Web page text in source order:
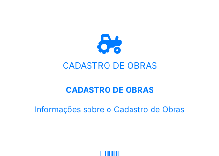
CADASTRO DE OBRAS
CADASTRO DE OBRAS
Informações sobre o Cadastro de Obras